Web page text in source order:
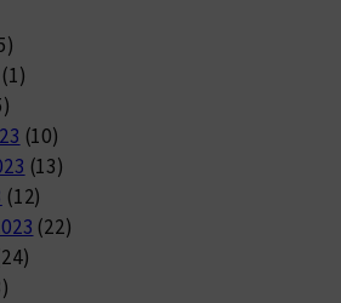
(10)
(13)
(12)
(22)